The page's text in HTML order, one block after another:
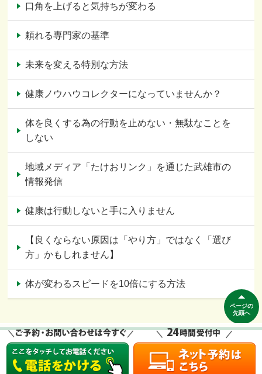
口角を上げると気持ちが変わる
頼れる専門家の基準
未来を変える特別な方法
健康ノウハウコレクターになっていませんか？
体を良くする為の行動を止めない・無駄なことを
しない
地域メディア「たけおリンク」を通じた武雄市の
情報発信
健康は行動しないと手に入りません
【良くならない原因は「やり方」ではなく「選び
方」かもしれません】
体が変わるスピードを10倍にする方法
ページの
先頭へ